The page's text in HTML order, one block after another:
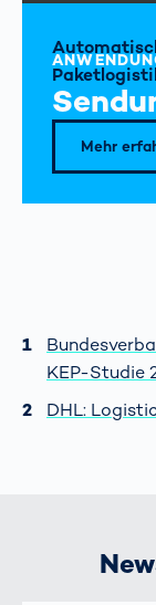
Mehr
KEP-Studie
DHL: